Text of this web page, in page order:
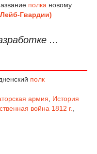
полка новому
Гвардии)
...
полк
армия
История
война 1812 г.